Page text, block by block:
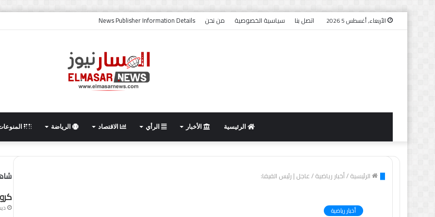
الأربعاء, أغسطس 5 2026 اتصل بنا سياسية الخصوصية من نحن News Publisher Information Details
الرئيسية الأخبار الرأي الاقتصاد الرياضة
الرئيسية/أخبار رياضية/عاجل | رئيس الفيفا:
أخبار رياضية